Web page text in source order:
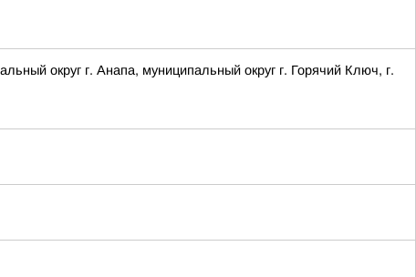
округ г. Анапа, муниципальный округ г. Горячий Ключ, г.